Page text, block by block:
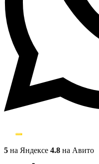
5 на Яндексе 4.8 на Авито